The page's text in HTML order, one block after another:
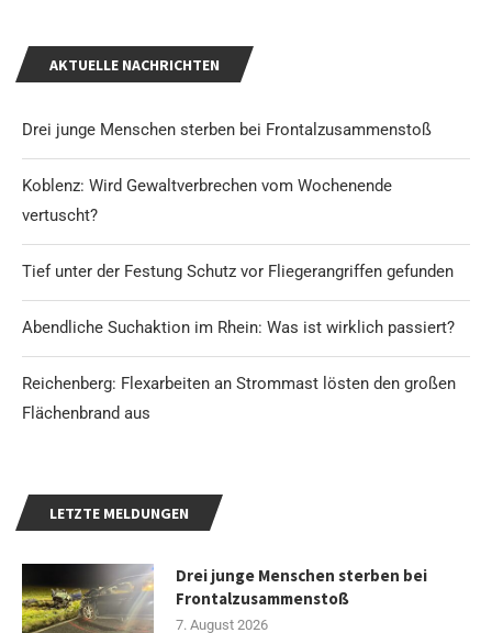
AKTUELLE NACHRICHTEN
Drei junge Menschen sterben bei Frontalzusammenstoß
Koblenz: Wird Gewaltverbrechen vom Wochenende
vertuscht?
Tief unter der Festung Schutz vor Fliegerangriffen gefunden
Abendliche Suchaktion im Rhein: Was ist wirklich passiert?
Reichenberg: Flexarbeiten an Strommast lösten den großen
Flächenbrand aus
LETZTE MELDUNGEN
Drei junge Menschen sterben bei
Frontalzusammenstoß
7. August 2026